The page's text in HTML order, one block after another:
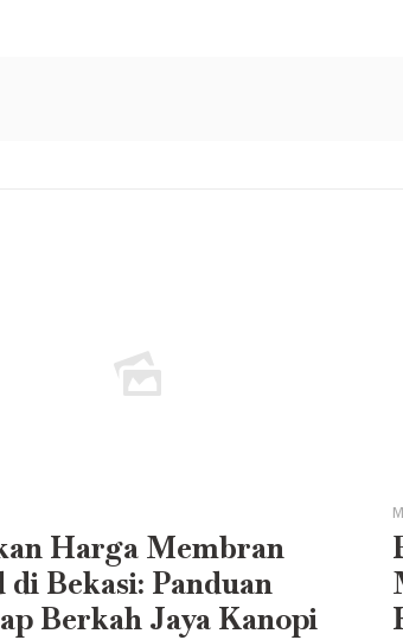
Harga Membran
di Bekasi: Panduan
Berkah Jaya Kanopi